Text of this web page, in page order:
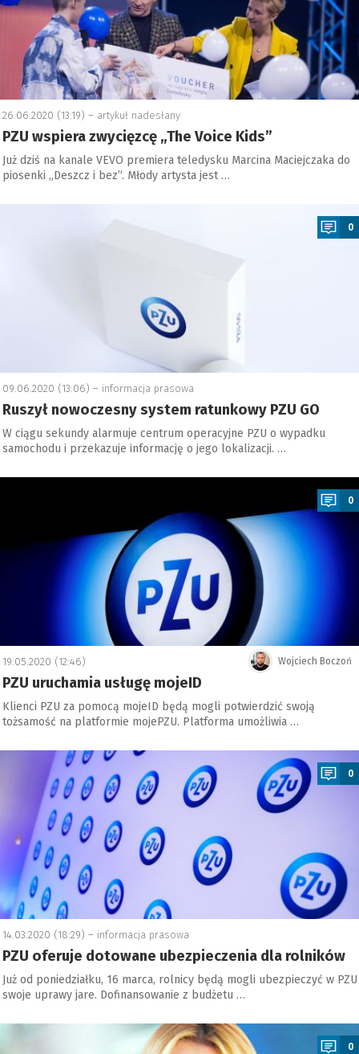
26.06.2020 (13:19) – artykuł nadesłany
PZU wspiera zwycięzcę „The Voice Kids”
Już dziś na kanale VEVO premiera teledysku Marcina Maciejczaka do
piosenki „Deszcz i bez”. Młody artysta jest …
0
09.06.2020 (13:06) – informacja prasowa
Ruszył nowoczesny system ratunkowy PZU GO
W ciągu sekundy alarmuje centrum operacyjne PZU o wypadku
samochodu i przekazuje informację o jego lokalizacji. …
0
Wojciech Boczoń
19.05.2020 (12:46)
PZU uruchamia usługę mojeID
Klienci PZU za pomocą mojeID będą mogli potwierdzić swoją
tożsamość na platformie mojePZU. Platforma umożliwia …
0
14.03.2020 (18:29) – informacja prasowa
PZU oferuje dotowane ubezpieczenia dla rolników
Już od poniedziałku, 16 marca, rolnicy będą mogli ubezpieczyć w PZU
swoje uprawy jare. Dofinansowanie z budżetu …
0